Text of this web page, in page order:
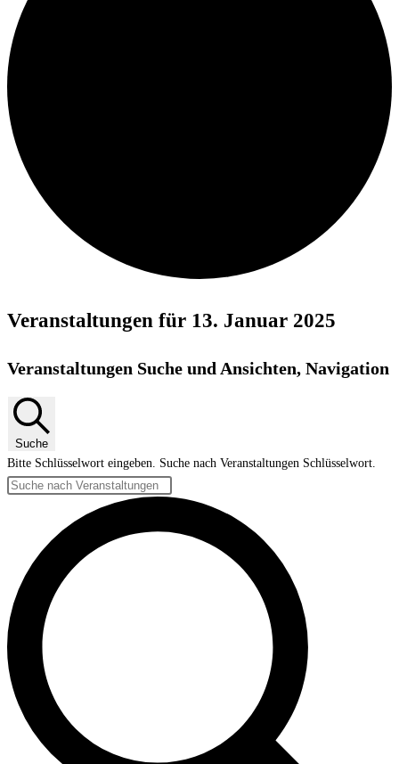
Veranstaltungen für 13. Januar 2025
Veranstaltungen Suche und Ansichten, Navigation
Suche
Bitte Schlüsselwort eingeben. Suche nach Veranstaltungen Schlüsselwort.